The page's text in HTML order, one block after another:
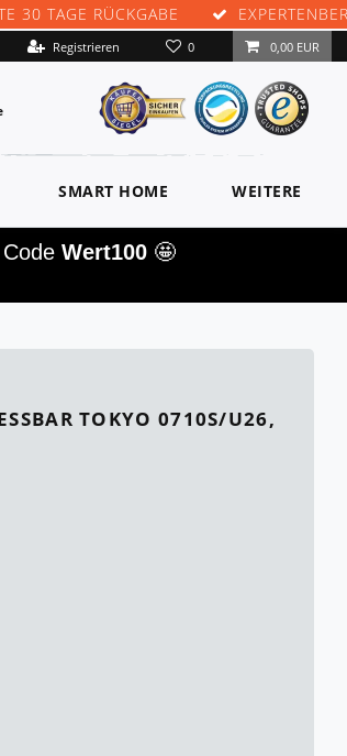
30 TAGE RÜCKGABE
Registrieren 0 0,00 EUR
SMART HOME WEITERE
Wert100🤩
TOKYO 0710S/U26, M